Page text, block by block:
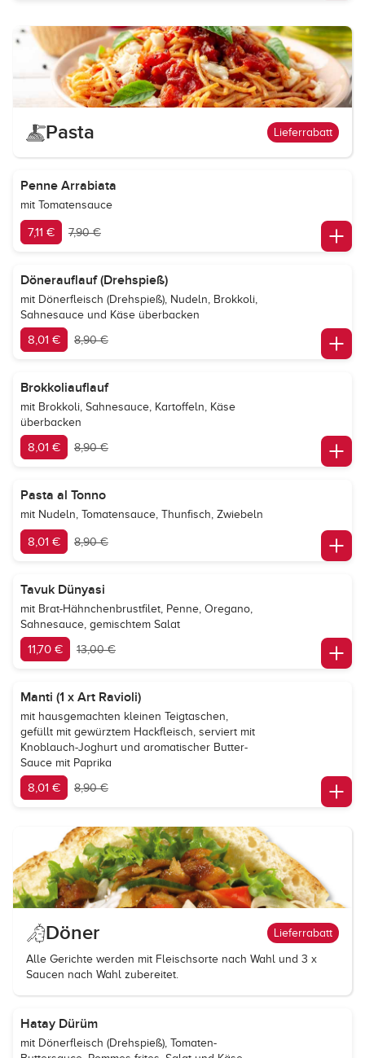
Pasta Lieferrabatt
Penne Arrabiata
mit Tomatensauce
7,11 € 7,90 €
Dönerauflauf (Drehspieß)
mit Dönerfleisch (Drehspieß), Nudeln, Brokkoli,
Sahnesauce und Käse überbacken
8,01 € 8,90 €
Brokkoliauflauf
mit Brokkoli, Sahnesauce, Kartoffeln, Käse
überbacken
8,01 € 8,90 €
Pasta al Tonno
mit Nudeln, Tomatensauce, Thunfisch, Zwiebeln
8,01 € 8,90 €
Tavuk Dünyasi
mit Brat-Hähnchenbrustfilet, Penne, Oregano,
Sahnesauce, gemischtem Salat
11,70 € 13,00 €
Manti (1 x Art Ravioli)
mit hausgemachten kleinen Teigtaschen,
gefüllt mit gewürztem Hackfleisch, serviert mit
Knoblauch-Joghurt und aromatischer Butter-
Sauce mit Paprika
8,01 € 8,90 €
Döner Lieferrabatt
Alle Gerichte werden mit Fleischsorte nach Wahl und 3 x
Saucen nach Wahl zubereitet.
Hatay Dürüm
mit Dönerfleisch (Drehspieß), Tomaten-